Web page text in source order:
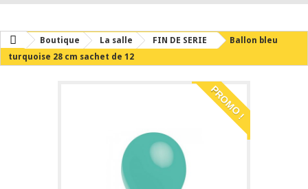
Boutique La salle FIN DE SERIE
Ballon bleu
turquoise 28 cm sachet de 12
PROMO !